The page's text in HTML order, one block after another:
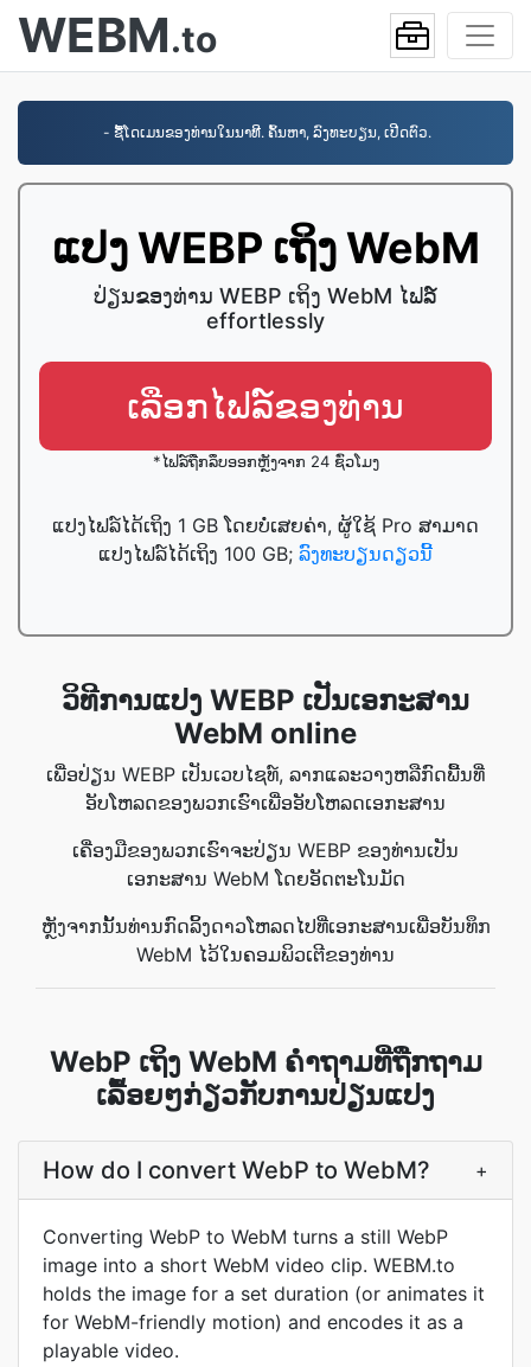
WEBM.to
- ຊື້ໂດເມນຂອງທ່ານໃນນາທີ. ຄົ້ນຫາ, ລົງທະບຽນ, ເປີດຕົວ.
ແປງ WEBP ເຖິງ WebM
ປ່ຽນຂອງທ່ານ WEBP ເຖິງ WebM ໄຟລ​໌
effortlessly
ເລືອກໄຟລ໌ຂອງທ່ານ
*ໄຟລ໌ຖືກລຶບອອກຫຼັງຈາກ 24 ຊົ່ວໂມງ
ແປງໄຟລ໌ໄດ້ເຖິງ 1 GB ໂດຍບໍ່ເສຍຄ່າ, ຜູ້ໃຊ້ Pro ສາມາດ
ແປງໄຟລ໌ໄດ້ເຖິງ 100 GB; ລົງທະບຽນດຽວນີ້
ວິທີການແປງ WEBP ເປັນເອກະສານ
WebM online
ເພື່ອປ່ຽນ WEBP ເປັນເວບໄຊທ໌, ລາກແລະວາງຫລືກົດພື້ນທີ່
ອັບໂຫລດຂອງພວກເຮົາເພື່ອອັບໂຫລດເອກະສານ
ເຄື່ອງມືຂອງພວກເຮົາຈະປ່ຽນ WEBP ຂອງທ່ານເປັນ
ເອກະສານ WebM ໂດຍອັດຕະໂນມັດ
ຫຼັງຈາກນັ້ນທ່ານກົດລິ້ງດາວໂຫລດໄປທີ່ເອກະສານເພື່ອບັນທຶກ
WebM ໄວ້ໃນຄອມພິວເຕີຂອງທ່ານ
WebP ເຖິງ WebM ຄຳຖາມທີ່ຖືກຖາມ
ເລື້ອຍໆກ່ຽວກັບການປ່ຽນແປງ
How do I convert WebP to WebM? +
Converting WebP to WebM turns a still WebP
image into a short WebM video clip. WEBM.to
holds the image for a set duration (or animates it
for WebM-friendly motion) and encodes it as a
playable video.